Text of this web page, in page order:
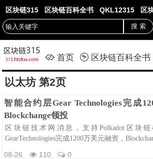
区块链315 区块链百科全书 QKL12315 区
首页 区块链百科全书
以太坊 第2页
智能合约层Gear Technologies完成
Blockchange领投
区块链技术网消息，支持Polkadot区块
GearTechnologies完成1200万美元融资，
08-26 110 0